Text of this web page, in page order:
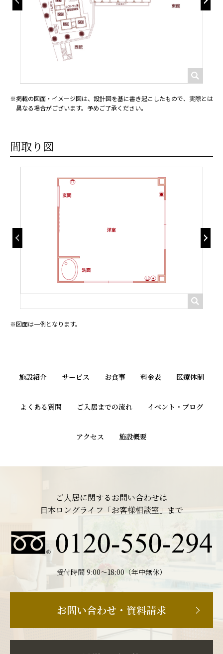
掲載の図面・イメージ図は、設計図を基に書き起こしたもので、実際とは
異なる場合がございます。予めご了承ください。
間取り図
図面は一例となります。
施設紹介 サービス お食事 料金表 医療体制
よくある質問 ご入居までの流れ イベント・ブログ
アクセス 施設概要
ご入居に関するお問い合わせは
日本ロングライフ「お客様相談室」まで
受付時間 9:00〜18:00（年中無休）
お問い合わせ・資料請求